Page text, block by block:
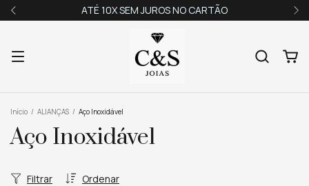
ATÉ 10X SEM JUROS NO CARTÃO
Início / ALIANÇAS / Aço Inoxidável
Aço Inoxidável
Ordenar
Filtrar